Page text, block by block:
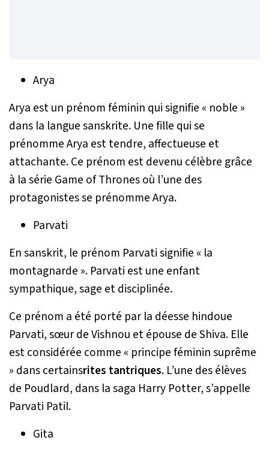
Arya
Arya est un prénom féminin qui signifie « noble »
dans la langue sanskrite. Une fille qui se
prénomme Arya est tendre, affectueuse et
attachante. Ce prénom est devenu célèbre grâce
à la série Game of Thrones où l’une des
protagonistes se prénomme Arya.
Parvati
En sanskrit, le prénom Parvati signifie « la
montagnarde ». Parvati est une enfant
sympathique, sage et disciplinée.
Ce prénom a été porté par la déesse hindoue
Parvati, sœur de Vishnou et épouse de Shiva. Elle
est considérée comme « principe féminin suprême
» dans certainsrites tantriques. L’une des élèves
de Poudlard, dans la saga Harry Potter, s’appelle
Parvati Patil.
Gita